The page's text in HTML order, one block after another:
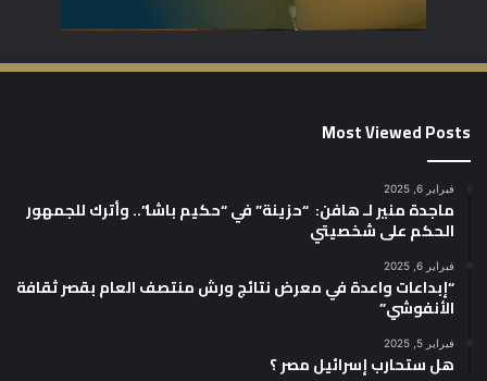
Most Viewed Posts
فبراير 6, 2025
ماجدة منير لـ هافن: “حزينة” في “حكيم باشا”.. وأترك للجمهور
الحكم على شخصيتي
فبراير 6, 2025
“إبداعات واعدة في معرض نتائج ورش منتصف العام بقصر ثقافة
الأنفوشي”
فبراير 5, 2025
هل ستحارب إسرائيل مصر ؟